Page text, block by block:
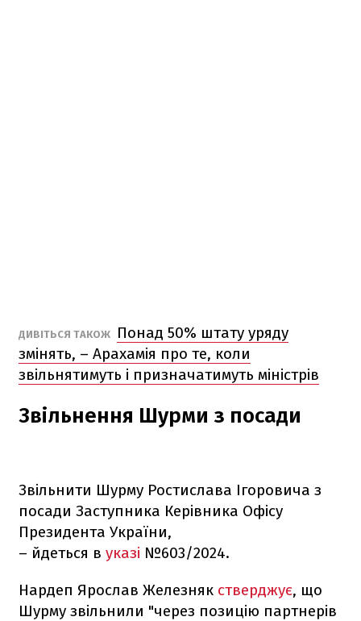
ДИВІТЬСЯ ТАКОЖ
Понад 50% штату уряду
змінять, – Арахамія про те, коли
звільнятимуть і призначатимуть міністрів
Звільнення Шурми з посади
Звільнити Шурму Ростислава Ігоровича з
посади Заступника Керівника Офісу
Президента України,
– йдеться в указі №603/2024.
Нардеп Ярослав Железняк стверджує, що
Шурму звільнили "через позицію партнерів